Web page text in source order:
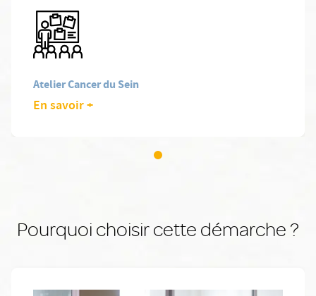
Atelier Cancer du Sein
En savoir +
Pourquoi choisir cette démarche ?